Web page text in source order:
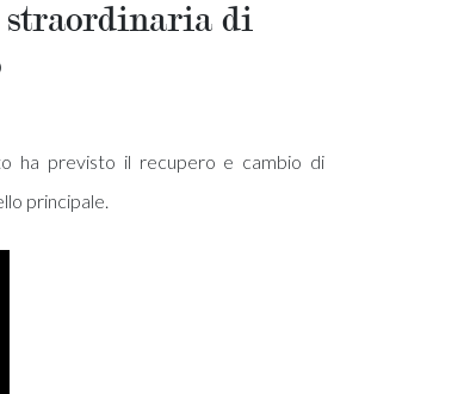
straordinaria di
ha previsto il recupero e cambio di
principale.